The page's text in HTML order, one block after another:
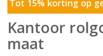
Tot 15% korting op
Kantoor
maat